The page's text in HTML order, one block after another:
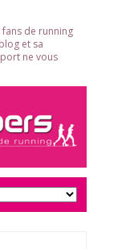
de running
et sa
ne vous